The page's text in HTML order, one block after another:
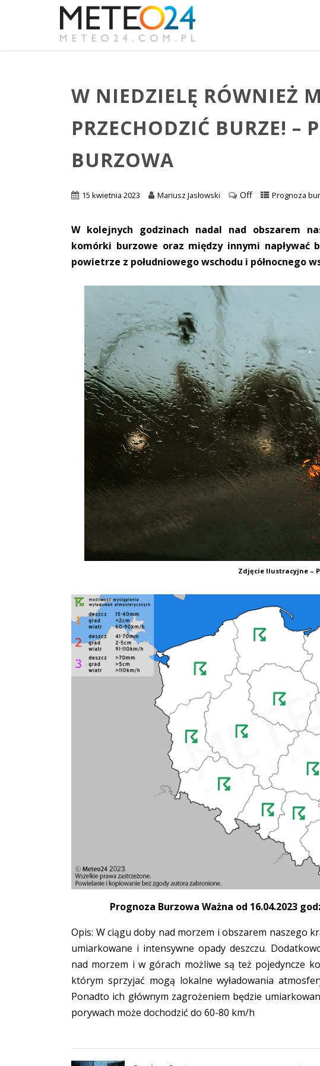
W NIEDZIELĘ RÓWNIEŻ
PRZECHODZIĆ BURZE! –
BURZOWA
15 kwietnia 2023 Mariusz Jasłowski Off Prognoza
W kolejnych godzinach nadal nad obszarem
komórki burzowe oraz między innymi napływać
powietrze z południowego wschodu i północnego
Zdjęcie Ilustracyjne –
Prognoza Burzowa Ważna od 16.04.2023
Opis: W ciągu doby nad morzem i obszarem naszego
umiarkowane i intensywne opady deszczu.
nad morzem i w górach możliwe są też pojedyncze
którym sprzyjać mogą lokalne wyładowania
Ponadto ich głównym zagrożeniem będzie
porywach może dochodzić do 60-80 km/h